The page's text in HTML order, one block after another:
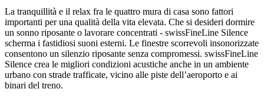
La tranquillità e il relax fra le quattro mura di casa sono fattori
importanti per una qualità della vita elevata. Che si desideri dormire
un sonno riposante o lavorare concentrati - swissFineLine Silence
scherma i fastidiosi suoni esterni. Le finestre scorrevoli insonorizzate
consentono un silenzio riposante senza compromessi. swissFineLine
Silence crea le migliori condizioni acustiche anche in un ambiente
urbano con strade trafficate, vicino alle piste dell’aeroporto e ai
binari del treno.